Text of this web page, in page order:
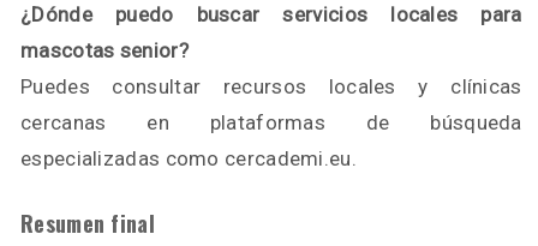
¿Dónde puedo buscar servicios locales para
mascotas senior?
Puedes consultar recursos locales y clínicas
cercanas en plataformas de búsqueda
especializadas como cercademi.eu.
Resumen final